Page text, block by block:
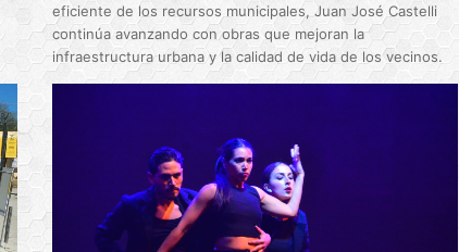
eficiente de los recursos municipales, Juan José Castelli
continúa avanzando con obras que mejoran la
infraestructura urbana y la calidad de vida de los vecinos.